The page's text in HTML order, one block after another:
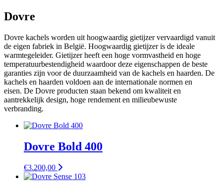
Dovre
Dovre kachels worden uit hoogwaardig gietijzer vervaardigd vanuit
de eigen fabriek in België. Hoogwaardig gietijzer is de ideale
warmtegeleider. Gietijzer heeft een hoge vormvastheid en hoge
temperatuurbestendigheid waardoor deze eigenschappen de beste
garanties zijn voor de duurzaamheid van de kachels en haarden. De
kachels en haarden voldoen aan de internationale normen en
eisen. De Dovre producten staan bekend om kwaliteit en
aantrekkelijk design, hoge rendement en milieubewuste
verbranding.
Dovre Bold 400
€3.200,00